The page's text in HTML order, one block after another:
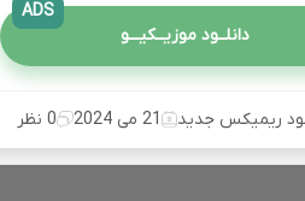
دانلــود موزیــکیـــو
ADS
ریمیکس جدید 21 می 2024 0 نظر